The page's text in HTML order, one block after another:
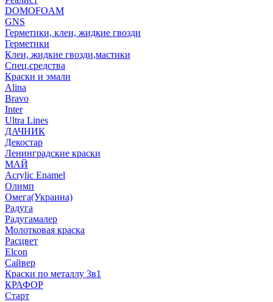
DOMOFOAM
GNS
Герметики, клеи, жидкие гвозди
Герметики
Клеи, жидкие гвозди,мастики
Спец.средства
Краски и эмали
Alina
Bravo
Inter
Ultra Lines
ДАЧНИК
Декостар
Ленинградские краски
МАЙ
Acrylic Enamel
Олимп
Омега(Украина)
Радуга
Радугамалер
Молотковая краска
Расцвет
Elcon
Сайвер
Краски по металлу 3в1
КРАФОР
Старт